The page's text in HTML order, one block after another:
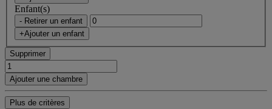
Enfant(s)
- Retirer un enfant
+Ajouter un enfant
Supprimer
Ajouter une chambre
Plus de critères